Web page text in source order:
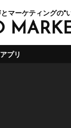
マーケティングの"
プリ